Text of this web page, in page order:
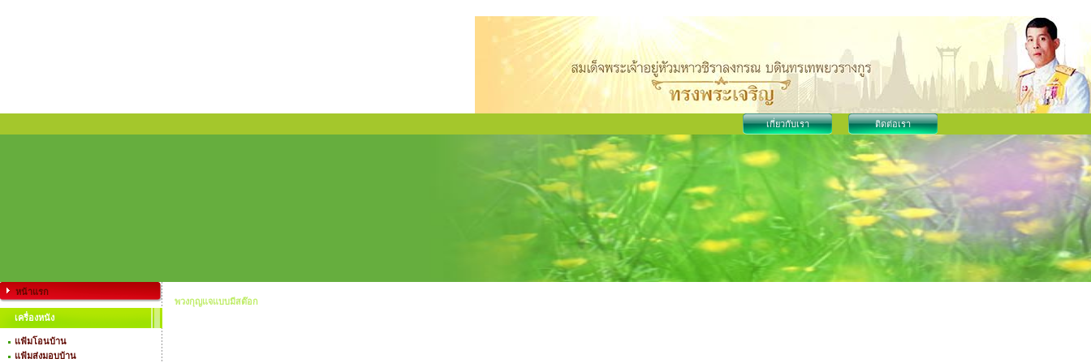
เกี่ยวกับเรา ติดต่อเรา
หน้าแรก
เครื่องหนัง
แฟ้มโอนบ้าน
แฟ้มส่งมอบบ้าน
พวงกุญแจแบบมีสต๊อก